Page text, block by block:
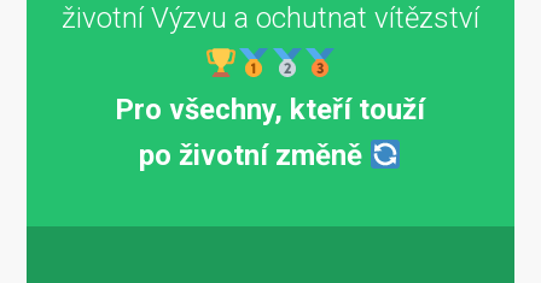
životní Výzvu a ochutnat vítězství
Pro všechny, kteří touží
po životní změně